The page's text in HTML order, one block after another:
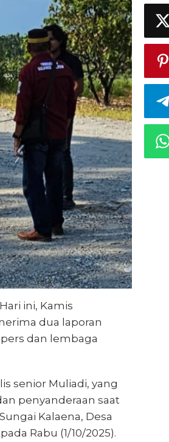
ini, Kamis
dua laporan
dan lembaga
senior Muliadi, yang
penyanderaan saat
Kalaena, Desa
Rabu (1/10/2025).